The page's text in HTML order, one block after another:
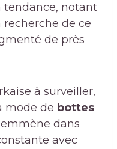
tendance, notant
recherche de ce
de près
à surveiller,
mode de bottes
emmène dans
avec